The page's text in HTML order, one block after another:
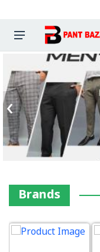
‹
Brands